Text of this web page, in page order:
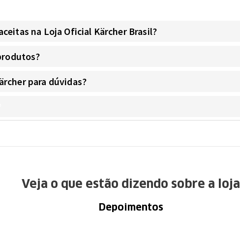
na Loja Oficial Kärcher Brasil?
para dúvidas?
Veja o que estão dizendo sobre a loja
Depoimentos